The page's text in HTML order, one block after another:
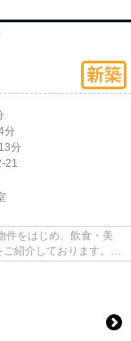
分
分
21
件をはじめ、飲食・美
紹介しております。